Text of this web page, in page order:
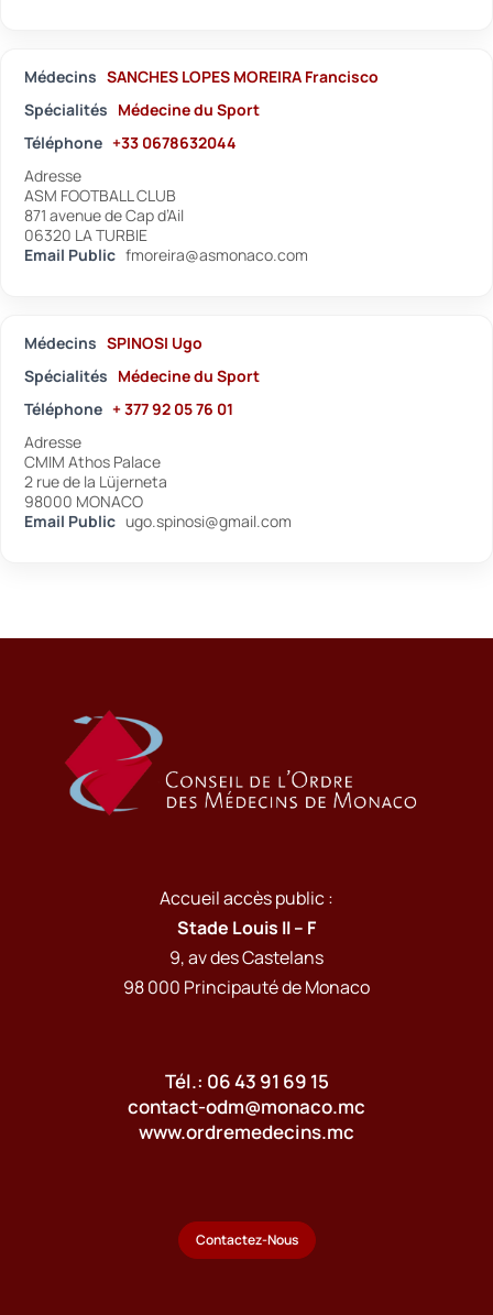
Médecins SANCHES LOPES MOREIRA Francisco
Spécialités Médecine du Sport
Téléphone +33 0678632044
Adresse
ASM FOOTBALL CLUB
871 avenue de Cap d’Ail
06320 LA TURBIE
Email Public fmoreira@asmonaco.com
Médecins SPINOSI Ugo
Spécialités Médecine du Sport
Téléphone + 377 92 05 76 01
Adresse
CMIM Athos Palace
2 rue de la Lüjerneta
98000 MONACO
Email Public ugo.spinosi@gmail.com
Accueil accès public :
Stade Louis II – F
9, av des Castelans
98 000 Principauté de Monaco
Tél.: 06 43 91 69 15
contact-odm@monaco.mc
www.ordremedecins.mc
Contactez-Nous